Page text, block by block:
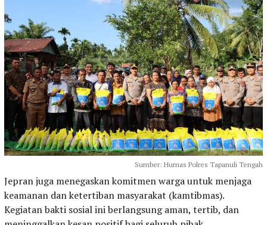
Sumber: Humas Polres Tapanuli Tengah
Jepran juga menegaskan komitmen warga untuk menjaga
keamanan dan ketertiban masyarakat (kamtibmas).
Kegiatan bakti sosial ini berlangsung aman, tertib, dan